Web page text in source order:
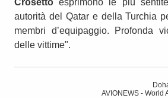
autorità del Qatar e della Turchia
membri d’equipaggio. Profonda
delle vittime".
AVIONEWS - World